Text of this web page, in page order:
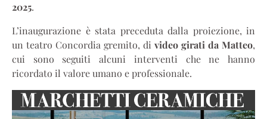
2025.
L’inaugurazione è stata preceduta dalla proiezione, in
un teatro Concordia gremito, di video girati da Matteo,
cui sono seguiti alcuni interventi che ne hanno
ricordato il valore umano e professionale.